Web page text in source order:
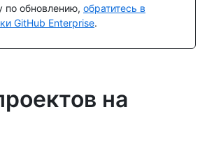
по обновлению, обратитесь в
GitHub Enterprise.
на